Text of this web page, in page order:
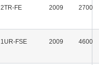
2TR-FE 2009 2700
1UR-FSE 2009 4600